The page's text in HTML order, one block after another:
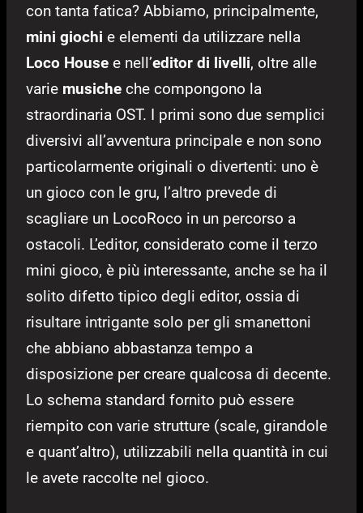
con tanta fatica? Abbiamo, principalmente,
mini giochi e elementi da utilizzare nella
Loco House e nell’editor di livelli, oltre alle
varie musiche che compongono la
straordinaria OST. I primi sono due semplici
diversivi all’avventura principale e non sono
particolarmente originali o divertenti: uno è
un gioco con le gru, l’altro prevede di
scagliare un LocoRoco in un percorso a
ostacoli. L’editor, considerato come il terzo
mini gioco, è più interessante, anche se ha il
solito difetto tipico degli editor, ossia di
risultare intrigante solo per gli smanettoni
che abbiano abbastanza tempo a
disposizione per creare qualcosa di decente.
Lo schema standard fornito può essere
riempito con varie strutture (scale, girandole
e quant’altro), utilizzabili nella quantità in cui
le avete raccolte nel gioco.